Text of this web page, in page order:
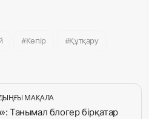
Көпір Құтқару
МАҚАЛА
Танымал блогер бірқатар